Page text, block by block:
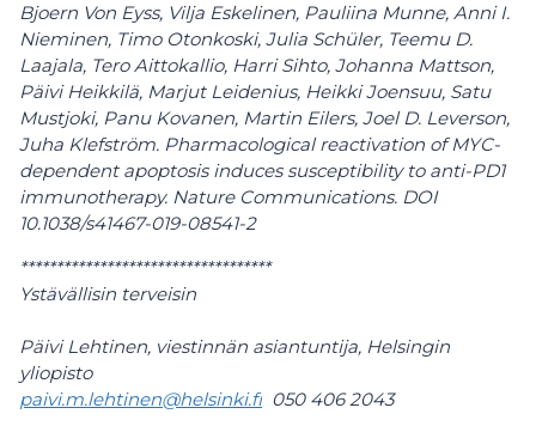
Bjoern Von Eyss, Vilja Eskelinen, Pauliina Munne, Anni I.
Nieminen, Timo Otonkoski, Julia Schüler, Teemu D.
Laajala, Tero Aittokallio, Harri Sihto, Johanna Mattson,
Päivi Heikkilä, Marjut Leidenius, Heikki Joensuu, Satu
Mustjoki, Panu Kovanen, Martin Eilers, Joel D. Leverson,
Juha Klefström. Pharmacological reactivation of MYC-
dependent apoptosis induces susceptibility to anti-PD1
immunotherapy. Nature Communications. DOI
10.1038/s41467-019-08541-2
***********************************
Ystävällisin terveisin
Päivi Lehtinen, viestinnän asiantuntija, Helsingin
yliopisto
paivi.m.lehtinen@helsinki.fi 050 406 2043